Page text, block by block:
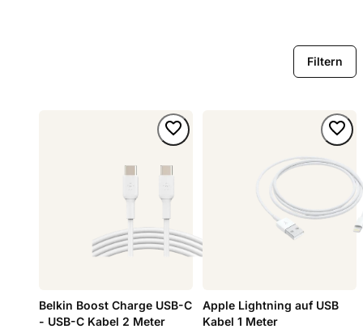
Filtern
Belkin Boost Charge USB-C
- USB-C Kabel 2 Meter
Apple Lightning auf USB
Kabel 1 Meter